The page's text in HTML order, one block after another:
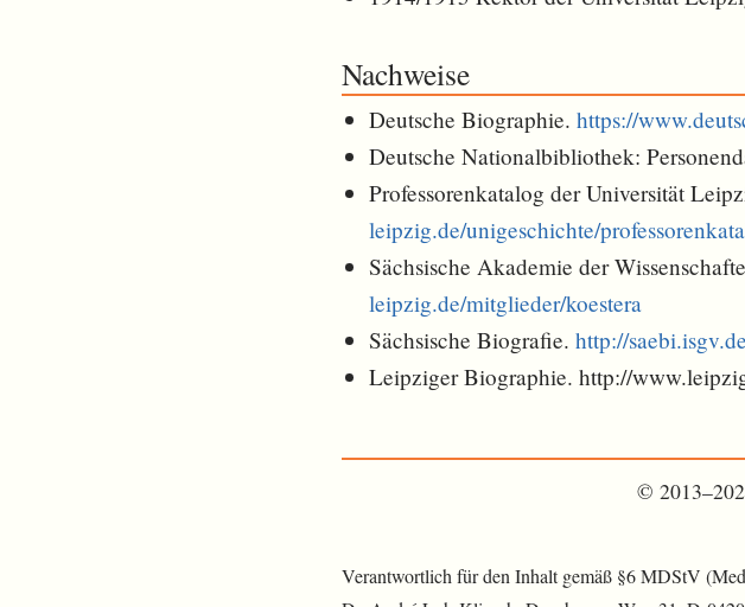
Nachweise
Deutsche Biographie.https://
Deutsche Nationalbibliothek:
Professorenkatalog der Universität
leipzig.de/unigeschichte/
Sächsische Akademie der
leipzig.de/mitglieder/koestera
Sächsische Biografie.http://
Leipziger Biographie. http://
©
Verantwortlich für den Inhalt gemäß §6 MDStV